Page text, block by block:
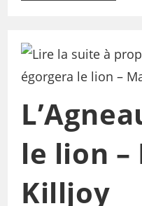
le lion
Killjoy